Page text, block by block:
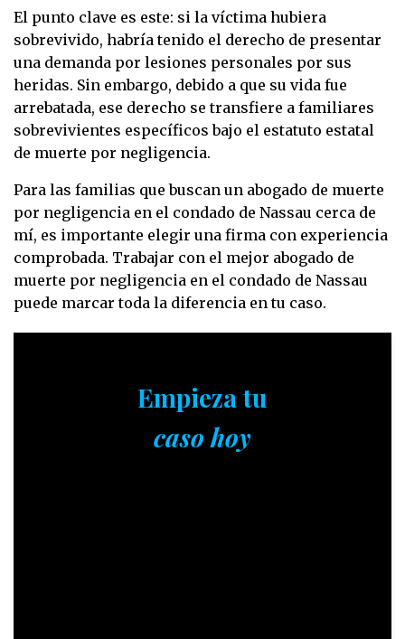
El punto clave es este: si la víctima hubiera
sobrevivido, habría tenido el derecho de presentar
una demanda por lesiones personales por sus
heridas. Sin embargo, debido a que su vida fue
arrebatada, ese derecho se transfiere a familiares
sobrevivientes específicos bajo el estatuto estatal
de muerte por negligencia.
Para las familias que buscan un abogado de muerte
por negligencia en el condado de Nassau cerca de
mí, es importante elegir una firma con experiencia
comprobada. Trabajar con el mejor abogado de
muerte por negligencia en el condado de Nassau
puede marcar toda la diferencia en tu caso.
Empieza tu
caso hoy